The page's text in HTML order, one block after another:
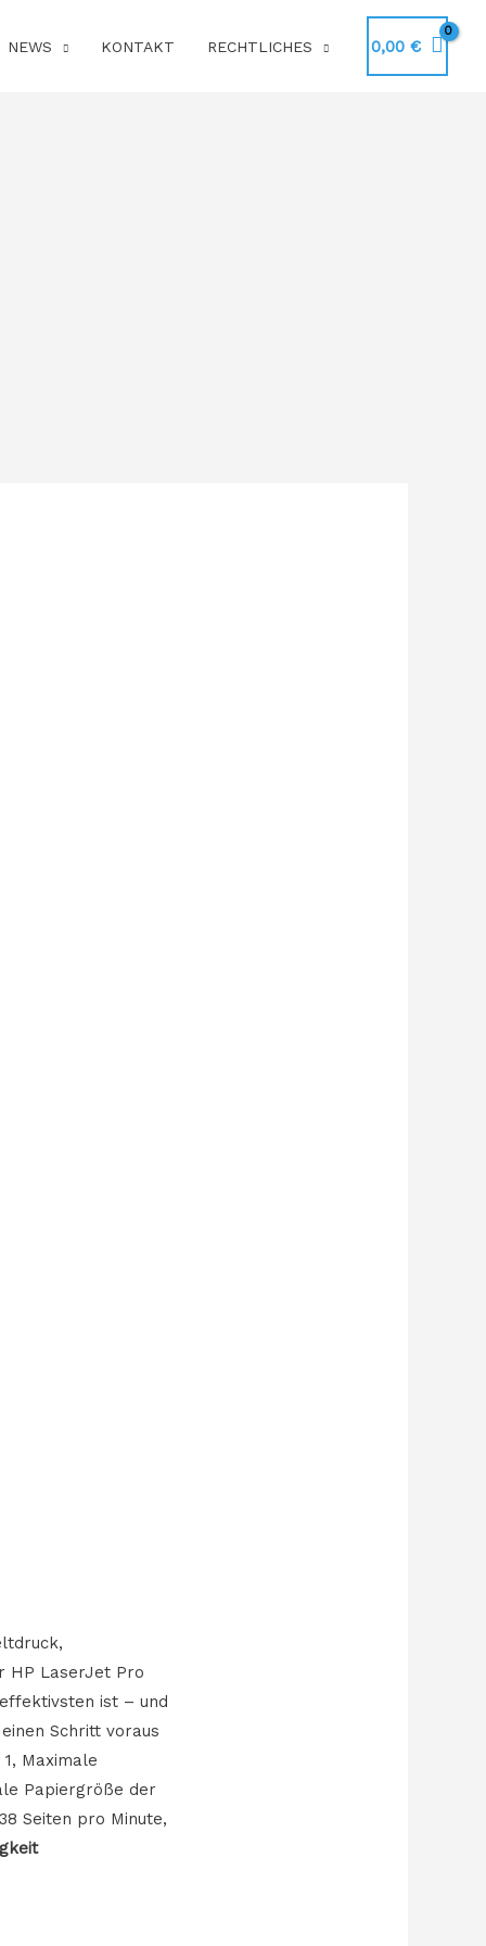
NEWS KONTAKT RECHTLICHES 0,00 €
HP LaserJet Pro
ist – und
Schritt voraus
Maximale
Papiergröße der
Seiten pro Minute,